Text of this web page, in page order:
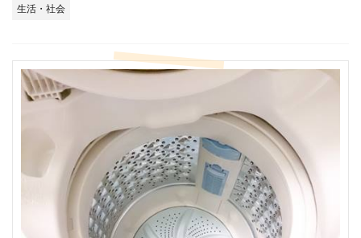
生活・社会